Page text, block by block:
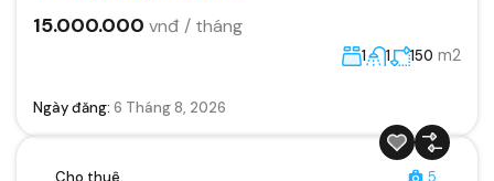
15.000.000 vnđ / tháng
1 1 150 m2
Ngày đăng: 6 Tháng 8, 2026
Cho thuê 5